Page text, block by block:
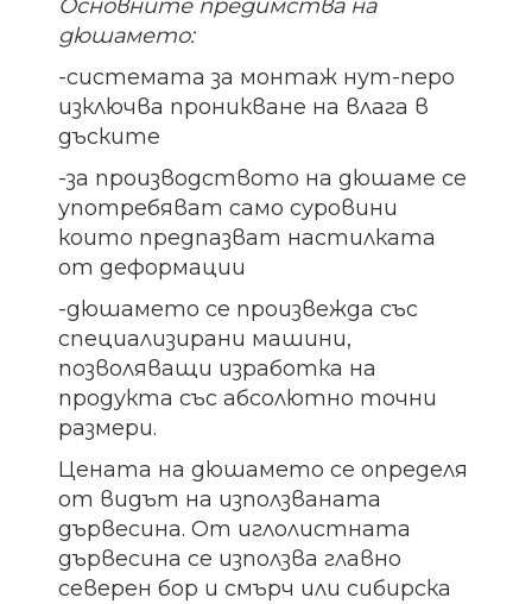
Основните предимства на
дюшамето:
-системата за монтаж нут-перо
изключва проникване на влага в
дъските
-за производството на дюшаме се
употребяват само суровини
които предпазват настилката
от деформации
-дюшамето се произвежда със
специализирани машини,
позволяващи изработка на
продукта със абсолютно точни
размери.
Цената на дюшамето се определя
от видът на използваната
дървесина. От иглолистната
дървесина се използва главно
северен бор и смърч или сибирска